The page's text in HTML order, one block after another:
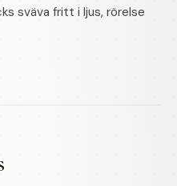
sväva fritt i ljus, rörelse